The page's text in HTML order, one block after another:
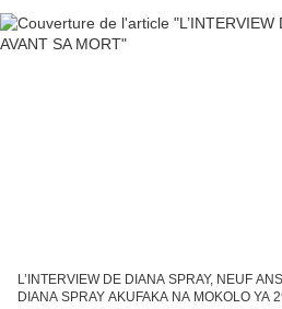
L’INTERVIEW DE DIANA SPRAY, NEUF
DIANA SPRAY AKUFAKA NA MOKOLO YA